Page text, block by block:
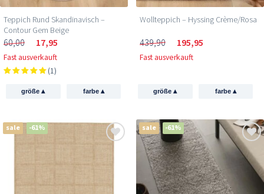
Teppich Rund Skandinavisch –
Contour Gem Beige
60,00 17,95
Fast ausverkauft
(1)
größe▴ farbe ▴
Wollteppich – Hyssing Crème/Rosa
439,90 195,95
Fast ausverkauft
größe▴ farbe ▴
sale -61% sale -61%